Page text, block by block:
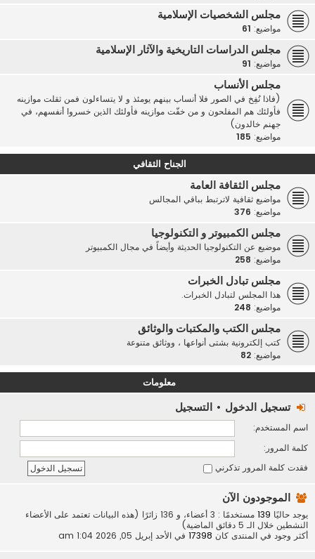
مجلس الشخصيات الإسلامية
مواضيع: 61
مجلس الدراسات التاريخية والآثار الإسلامية
مواضيع: 91
مجلس الأنساب
(فاذا نُفِخ في الصور فلا أنساب بينهم يومئذ و لا يتساءلون فمن ثقلت موازينه
فأولئك هم المفلحون و من خفّت موازينه فأولئك الذين خسروا أنفسهم، في
جهنم خالدون)
مواضيع: 185
الجناح الثقافي
مجلس الثقافة العامة
مواضيع ثقافية لاترتبط بباقي المجالس
مواضيع: 376
مجلس الكمبيوتر و التكنولوجيا
موضيع عن التكنولوجيا الحديثة وأيضاً في مجال الكمبيوتر
مواضيع: 258
مجلس تبادل الخبرات
هذا المجلس لتبادل الخبرات.
مواضيع: 248
مجلس الكتب والمكتبات والوثائق
كتب إلكترونية بشتى أنواعها ، ووثائق متنوعة
مواضيع: 82
معلومات
تسجيل الدخول • التسجيل
اسم المستخدم:
كلمة المرور:
فقدت كلمة المرور تذكرني
الموجودون الآن
يوجد حاليًا 139
مستخدمًا : 3 أعضاء، و 136 زائرًا (هذه البيانات تعتمد على الأعضاء
النشطين خلال الـ 5 دقائق الماضية)
أكثر وجود في المنتدى كان 17398 في الأحد إبريل 05, 2026 1:04 am